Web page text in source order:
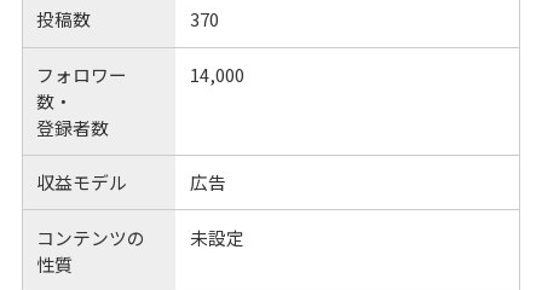
投稿数 370
フォロワー
数・
登録者数
14,000
収益モデル 広告
コンテンツの
性質
未設定